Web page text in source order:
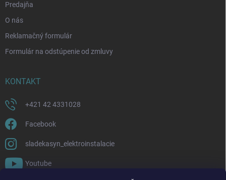
Predajňa
O nás
Reklamačný formulár
Formulár na odstúpenie od zmluvy
KONTAKT
+421 42 4331028
Facebook
sladekasyn_elektroinstalacie
Youtube